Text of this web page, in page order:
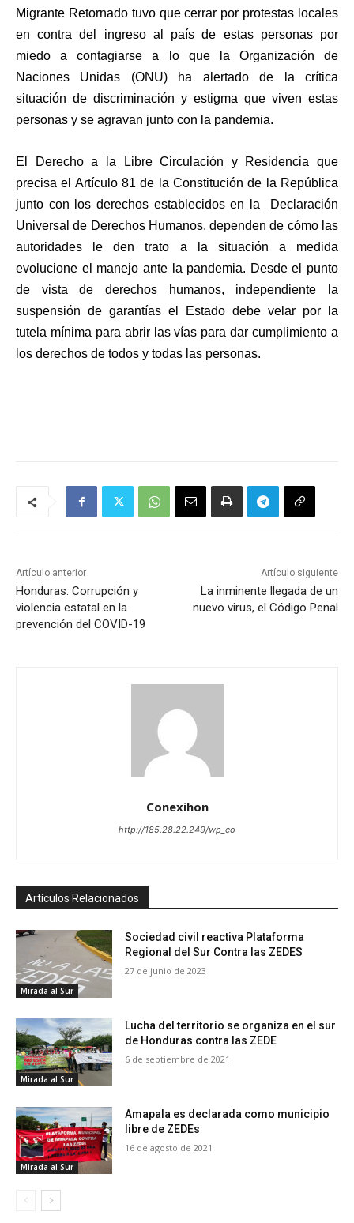
Migrante Retornado tuvo que cerrar por protestas locales
en contra del ingreso al país de estas personas por
miedo a contagiarse a lo que la Organización de
Naciones Unidas (ONU) ha alertado de la crítica
situación de discriminación y estigma que viven estas
personas y se agravan junto con la pandemia.
El Derecho a la Libre Circulación y Residencia que
precisa el Artículo 81 de la Constitución de la República
junto con los derechos establecidos en la Declaración
Universal de Derechos Humanos, dependen de cómo las
autoridades le den trato a la situación a medida
evolucione el manejo ante la pandemia. Desde el punto
de vista de derechos humanos, independiente la
suspensión de garantías el Estado debe velar por la
tutela mínima para abrir las vías para dar cumplimiento a
los derechos de todos y todas las personas.
Artículo anterior
Honduras: Corrupción y
violencia estatal en la
prevención del COVID-19
Artículo siguiente
La inminente llegada de un
nuevo virus, el Código Penal
Conexihon
http://185.28.22.249/wp_co
Artículos Relacionados
Mirada al Sur
Sociedad civil reactiva Plataforma
Regional del Sur Contra las ZEDES
27 de junio de 2023
Mirada al Sur
Lucha del territorio se organiza en el sur
de Honduras contra las ZEDE
6 de septiembre de 2021
Mirada al Sur
Amapala es declarada como municipio
libre de ZEDEs
16 de agosto de 2021